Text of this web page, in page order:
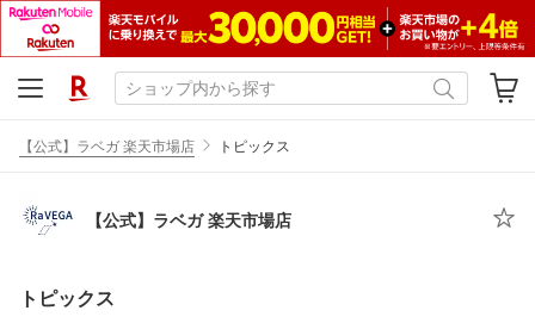
【公式】ラベガ 楽天市場店 トピックス
【公式】ラベガ 楽天市場店
トピックス